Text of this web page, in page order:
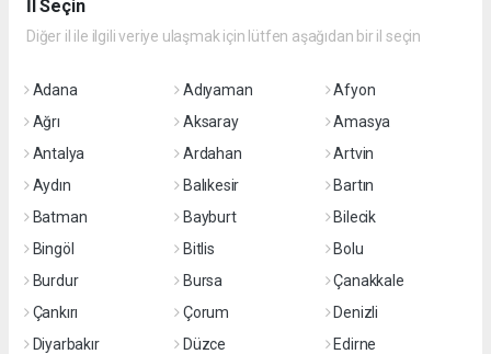
İl Seçin
Diğer il ile ilgili veriye ulaşmak için lütfen aşağıdan bir il seçin
Adana Adıyaman
Afyon
Ağrı
Aksaray
Amasya
Antalya
Ardahan
Artvin
Aydın
Balıkesir
Bartın
Batman
Bayburt
Bilecik
Bingöl
Bitlis
Bolu
Burdur
Bursa
Çanakkale
Çankırı
Çorum
Denizli
Diyarbakır
Düzce
Edirne